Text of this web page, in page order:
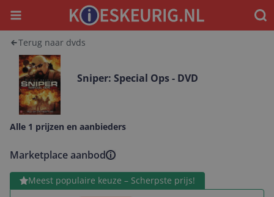
Menu
Terug naar dvds
Sniper: Special Ops - DVD
Alle 1 prijzen en aanbieders
Marketplace aanbod
Meest populaire keuze – Scherpste prijs!
Bekijk product